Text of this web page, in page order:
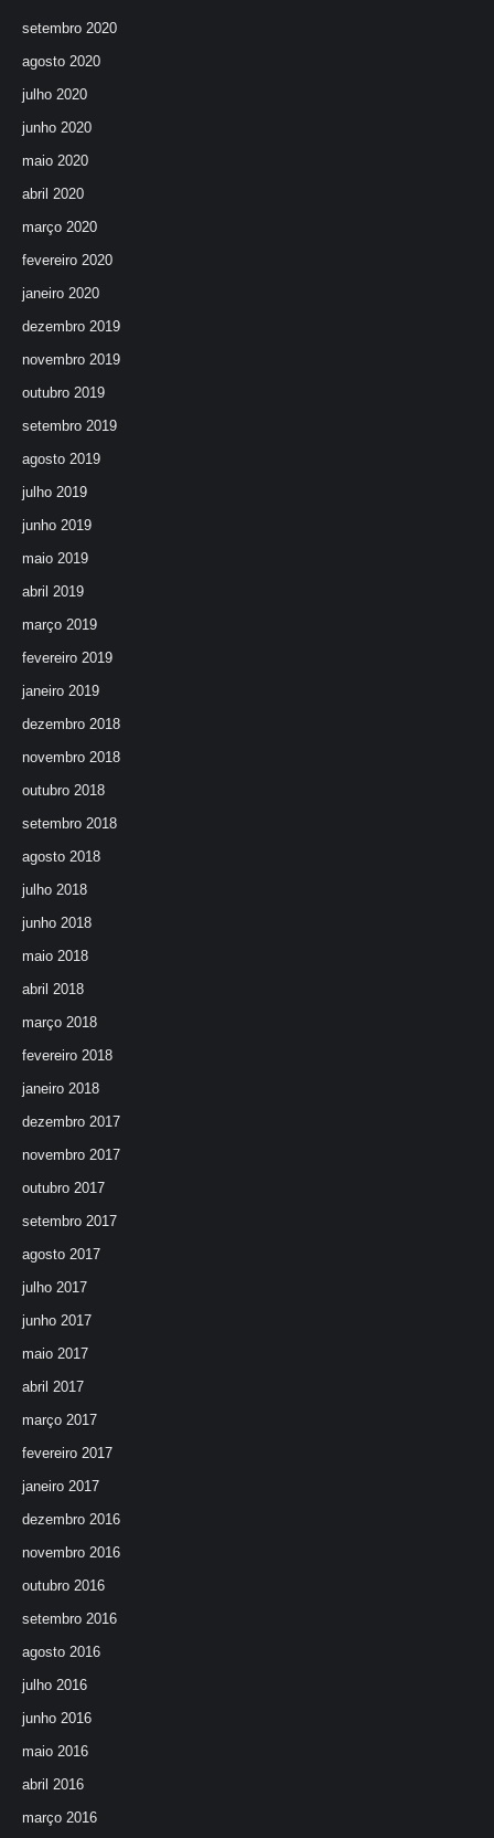
setembro 2020
agosto 2020
julho 2020
junho 2020
maio 2020
abril 2020
março 2020
fevereiro 2020
janeiro 2020
dezembro 2019
novembro 2019
outubro 2019
setembro 2019
agosto 2019
julho 2019
junho 2019
maio 2019
abril 2019
março 2019
fevereiro 2019
janeiro 2019
dezembro 2018
novembro 2018
outubro 2018
setembro 2018
agosto 2018
julho 2018
junho 2018
maio 2018
abril 2018
março 2018
fevereiro 2018
janeiro 2018
dezembro 2017
novembro 2017
outubro 2017
setembro 2017
agosto 2017
julho 2017
junho 2017
maio 2017
abril 2017
março 2017
fevereiro 2017
janeiro 2017
dezembro 2016
novembro 2016
outubro 2016
setembro 2016
agosto 2016
julho 2016
junho 2016
maio 2016
abril 2016
março 2016